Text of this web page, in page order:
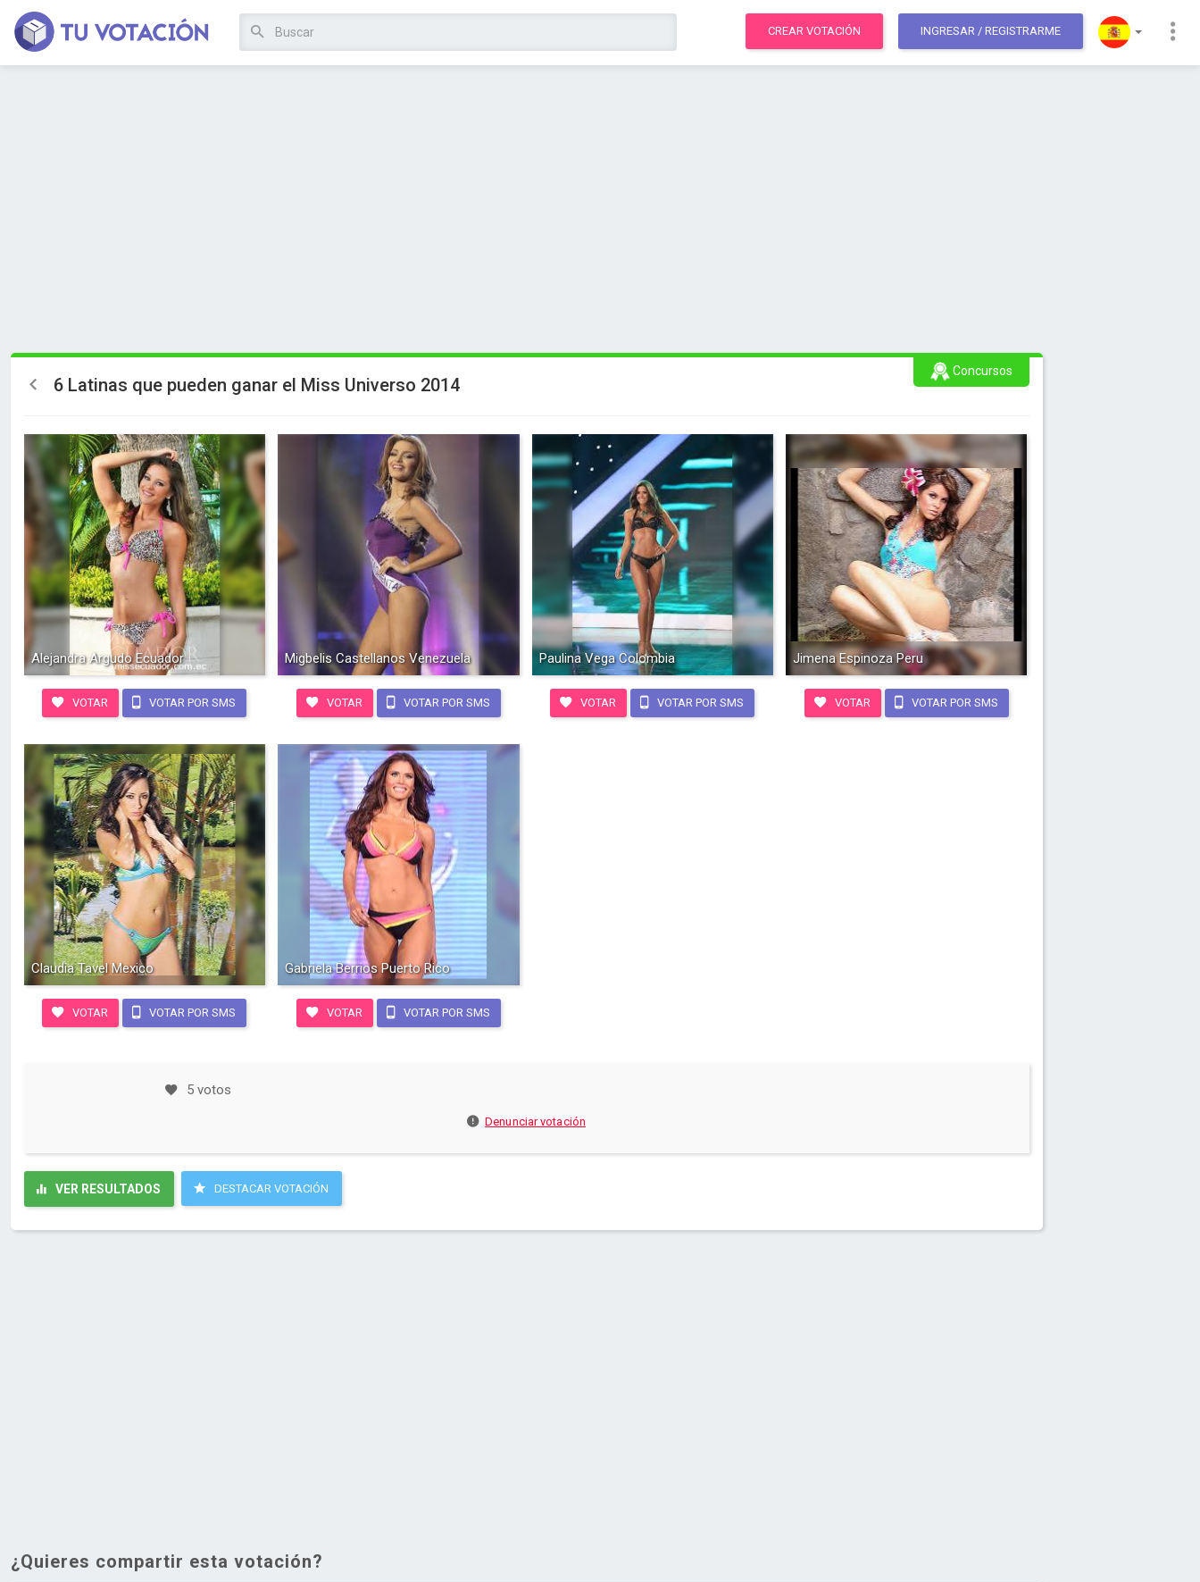
CREAR VOTACIÓN INGRESAR / REGISTRARME
Concursos
6 Latinas que pueden ganar el Miss Universo 2014
Alejandra Argudo Ecuador
VOTAR VOTAR POR SMS
Migbelis Castellanos Venezuela
VOTAR VOTAR POR SMS
Paulina Vega Colombia
VOTAR VOTAR POR SMS
Jimena Espinoza Peru
VOTAR VOTAR POR SMS
Claudia Tavel Mexico
VOTAR VOTAR POR SMS
Gabriela Berrios Puerto Rico
VOTAR VOTAR POR SMS
5 votos
Denunciar votación
VER RESULTADOS DESTACAR VOTACIÓN
¿Quieres compartir esta votación?